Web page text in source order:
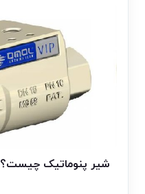
شیر پنوماتیک چیست؟